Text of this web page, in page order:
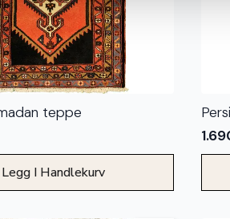
teppe
Legg I Handlekurv